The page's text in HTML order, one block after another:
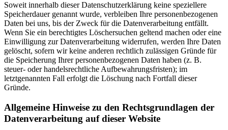
Soweit innerhalb dieser Datenschutzerklärung keine speziellere
Speicherdauer genannt wurde, verbleiben Ihre personenbezogenen
Daten bei uns, bis der Zweck für die Datenverarbeitung entfällt.
Wenn Sie ein berechtigtes Löschersuchen geltend machen oder eine
Einwilligung zur Datenverarbeitung widerrufen, werden Ihre Daten
gelöscht, sofern wir keine anderen rechtlich zulässigen Gründe für
die Speicherung Ihrer personenbezogenen Daten haben (z. B.
steuer- oder handelsrechtliche Aufbewahrungsfristen); im
letztgenannten Fall erfolgt die Löschung nach Fortfall dieser
Gründe.
Allgemeine Hinweise zu den Rechtsgrundlagen der
Datenverarbeitung auf dieser Website